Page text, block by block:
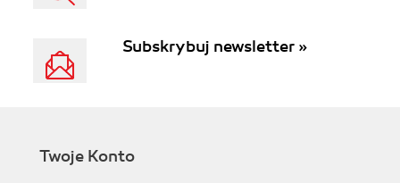
Subskrybuj newsletter »
Twoje Konto